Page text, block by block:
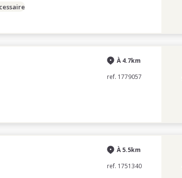
À 4.7km
ref. 1779057
À 5.5km
ref. 1751340